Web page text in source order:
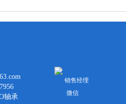
轴承
销售经理
微信